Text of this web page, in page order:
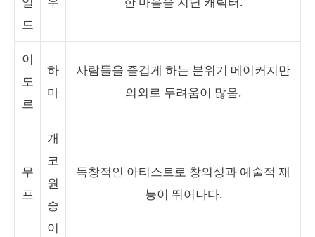
드
이
도
르
하
마
사람들을 즐겁게 하는 분위기 메이커지만
의외로 두려움이 많음.
무
프
개
코
원
숭
이
독창적인 아티스트로 창의성과 예술적 재
능이 뛰어나다.